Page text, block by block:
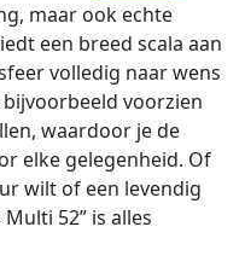
maar ook echte
een breed scala aan
volledig naar wens
voorzien
waardoor je de
elke gelegenheid. Of
wilt of een levendig
52” is alles